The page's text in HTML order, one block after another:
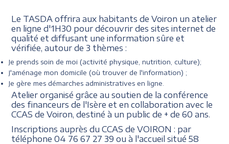
Le TASDA offrira aux habitants de Voiron un atelier
en ligne d'1H30 pour découvrir des sites internet de
qualité et diffusant une information sûre et
vérifiée, autour de 3 thèmes :
Je prends soin de moi (activité physique, nutrition, culture);
J'aménage mon domicile (où trouver de l'information) ;
Je gère mes démarches administratives en ligne.
Atelier organisé grâce au soutien de la conférence
des financeurs de l'Isère et en collaboration avec le
CCAS de Voiron, destiné à un public de + de 60 ans.
Inscriptions auprès du CCAS de VOIRON : par
téléphone 04 76 67 27 39 ou à l'accueil situé58